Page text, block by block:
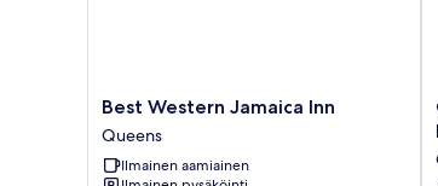
Best
Western
Jamaica
Inn
Best Western Jamaica Inn
Queens
Ilmainen aamiainen